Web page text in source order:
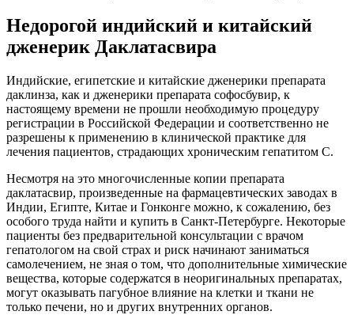
Недорогой индийский и китайский
дженерик Даклатасвира
Индийские, египетские и китайские дженерики препарата
даклинза, как и дженерики препарата софосбувир, к
настоящему времени не прошли необходимую процедуру
регистрации в Российской Федерации и соответственно не
разрешены к применению в клинической практике для
лечения пациентов, страдающих хроническим гепатитом С.
Несмотря на это многочисленные копии препарата
даклатасвир, произведенные на фармацевтических заводах в
Индии, Египте, Китае и Гонконге можно, к сожалению, без
особого труда найти и купить в Санкт-Петербурге. Некоторые
пациенты без предварительной консультации с врачом
гепатологом на свой страх и риск начинают заниматься
самолечением, не зная о том, что дополнительные химические
вещества, которые содержатся в неоригинальных препаратах,
могут оказывать пагубное влияние на клетки и ткани не
только печени, но и других внутренних органов.